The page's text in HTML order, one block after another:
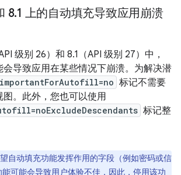
8.1 上的自动填充导致应用崩溃
级别 26）和 8.1（API 级别 27）中，
会导致应用在某些情况下崩溃。为解决潜
importantForAutofill=no 标记不需要
图。此外，您也可以使用
标记整
自动填充功能发挥作用的字段（例如密码或信
可能会导致用户体验不佳，因此，停用该功